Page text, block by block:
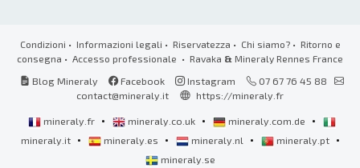
Condizioni • Informazioni legali • Riservatezza • Chi siamo?• Ritorno e
consegna • Accesso professionale • Ravaka & Mineraly Rennes France
Blog Mineraly
Facebook Instagram
07 67 76 45 88
contact@mineraly.it
https://mineraly.fr
mineraly.fr • mineraly.co.uk • mineraly.com.de •
mineraly.it • mineraly.es • mineraly.nl • mineraly.pt •
mineraly.se